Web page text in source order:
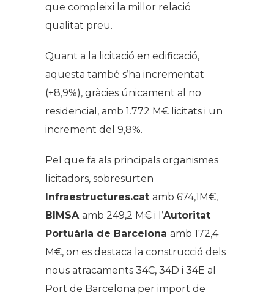
que compleixi la millor relació
qualitat preu.
Quant a la licitació en edificació,
aquesta també s’ha incrementat
(+8,9%), gràcies únicament al no
residencial, amb 1.772 M€ licitats i un
increment del 9,8%.
Pel que fa als principals organismes
licitadors, sobresurten
Infraestructures.cat amb 674,1M€,
BIMSA amb 249,2 M€ i l’Autoritat
Portuària de Barcelona amb 172,4
M€, on es destaca la construcció dels
nous atracaments 34C, 34D i 34E al
Port de Barcelona per import de